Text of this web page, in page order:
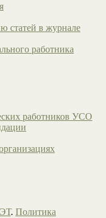
статей в журнале
работника
работников УСО
. Политика